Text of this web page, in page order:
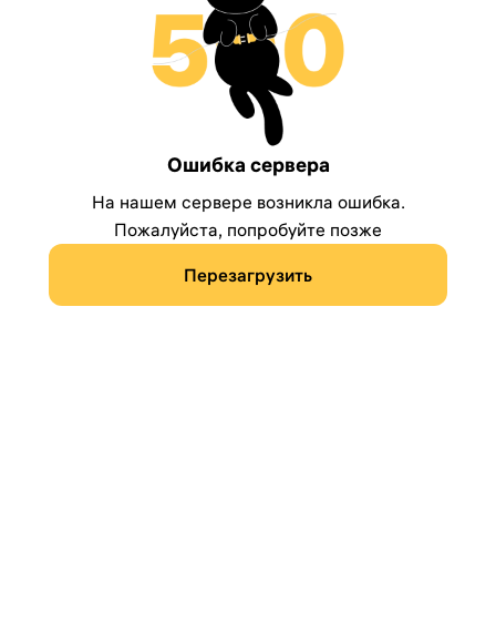
Ошибка сервера
На нашем сервере возникла ошибка.
Пожалуйста, попробуйте позже
Перезагрузить